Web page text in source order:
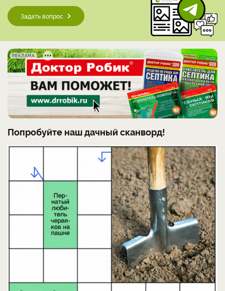
Задать вопрос
РЕКЛАМА
Попробуйте наш дачный сканворд!